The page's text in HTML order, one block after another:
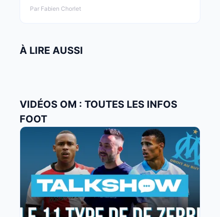
Par Fabien Chorlet
À LIRE AUSSI
VIDÉOS OM : TOUTES LES INFOS
FOOT